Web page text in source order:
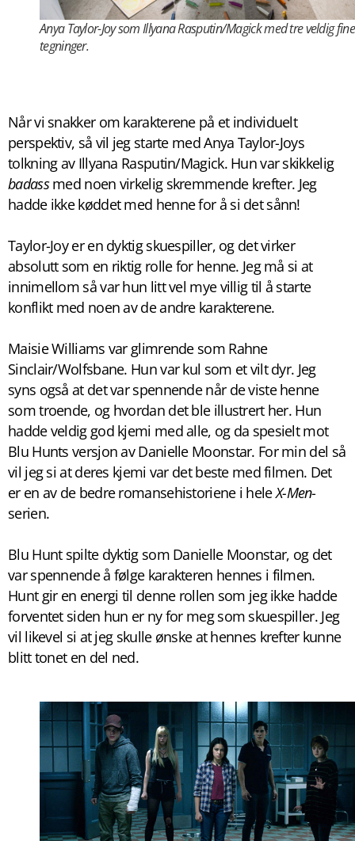
Anya Taylor-Joy som Illyana Rasputin/Magick med tre veldig fine
tegninger.
Når vi snakker om karakterene på et individuelt
perspektiv, så vil jeg starte med Anya Taylor-Joys
tolkning av Illyana Rasputin/Magick. Hun var skikkelig
badassmed noen virkelig skremmende krefter. Jeg
hadde ikke køddet med henne for å si det sånn!
Taylor-Joy er en dyktig skuespiller, og det virker
absolutt som en riktig rolle for henne. Jeg må si at
innimellom så var hun litt vel mye villig til å starte
konflikt med noen av de andre karakterene.
Maisie Williams var glimrende som Rahne
Sinclair/Wolfsbane. Hun var kul som et vilt dyr. Jeg
syns også at det var spennende når de viste henne
som troende, og hvordan det ble illustrert her. Hun
hadde veldig god kjemi med alle, og da spesielt mot
Blu Hunts versjon av Danielle Moonstar. For min del så
vil jeg si at deres kjemi var det beste med filmen. Det
er en av de bedre romansehistoriene i heleX-Men-
serien.
Blu Hunt spilte dyktig som Danielle Moonstar, og det
var spennende å følge karakteren hennes i filmen.
Hunt gir en energi til denne rollen som jeg ikke hadde
forventet siden hun er ny for meg som skuespiller. Jeg
vil likevel si at jeg skulle ønske at hennes krefter kunne
blitt tonet en del ned.